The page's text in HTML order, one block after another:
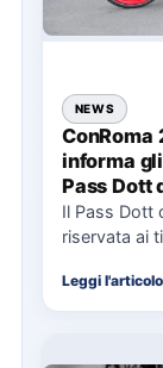
NEWS
ConRoma
informa
Pass Dott
cosa
Il Pass Dott
riservata ai
Leggi l'articolo